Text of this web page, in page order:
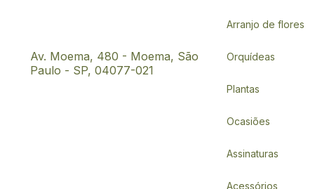
Av. Moema, 480 - Moema, São
Paulo - SP, 04077-021
Arranjo de flores
Orquídeas
Plantas
Ocasiões
Assinaturas
Acessórios